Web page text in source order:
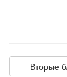
Вторые